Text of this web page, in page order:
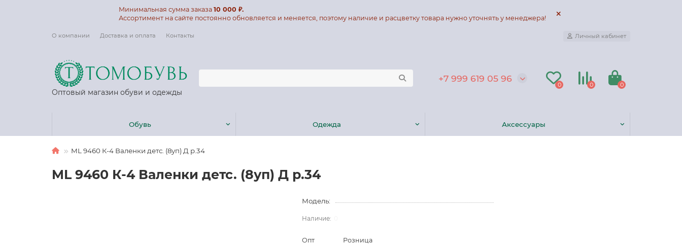
Минимальная сумма заказа 10 000 ₽.
Ассортимент на сайте постоянно обновляется и меняется, поэтому наличие и расцветку товара нужно уточнять у менеджера!
О компании Доставка и оплата Контакты Личный кабинет
Оптовый магазин обуви и одежды
+7 999 619 05 96
0 0 0
Обувь Одежда Аксессуары
ML 9460 К-4 Валенки детс. (8уп) Д р.34
ML 9460 К-4 Валенки детс. (8уп) Д р.34
Модель:
Опт Розница